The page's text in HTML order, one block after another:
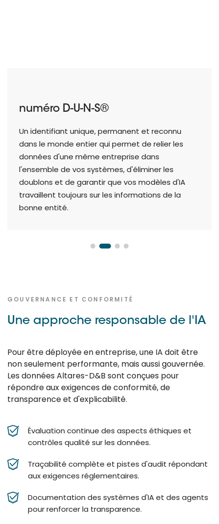
numéro D-U-N-S®
Un identifiant unique, permanent et reconnu
dans le monde entier qui permet de relier les
données d'une même entreprise dans
l'ensemble de vos systèmes, d'éliminer les
doublons et de garantir que vos modèles d'IA
travaillent toujours sur les informations de la
bonne entité.
GOUVERNANCE ET CONFORMITÉ
Une approche responsable de l'IA
Pour être déployée en entreprise, une IA doit être
non seulement performante, mais aussi gouvernée.
Les données Altares-D&B sont conçues pour
répondre aux exigences de conformité, de
transparence et d'explicabilité.
Évaluation continue des aspects éthiques et
contrôles qualité sur les données.
Traçabilité complète et pistes d'audit répondant
aux exigences réglementaires.
Documentation des systèmes d'IA et des agents
pour renforcer la transparence.